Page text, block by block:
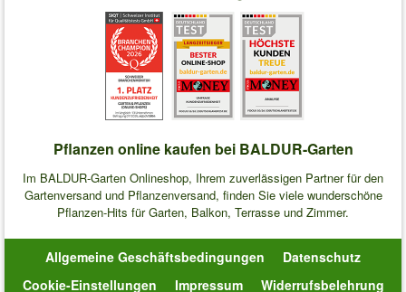
Pflanzen online kaufen bei BALDUR-Garten
Im BALDUR-Garten Onlineshop, Ihrem zuverlässigen Partner für den
Gartenversand und Pflanzenversand, finden Sie viele wunderschöne
Pflanzen-Hits für Garten, Balkon, Terrasse und Zimmer.
Allgemeine Geschäftsbedingungen
Datenschutz
Cookie-Einstellungen
Impressum Widerrufsbelehrung